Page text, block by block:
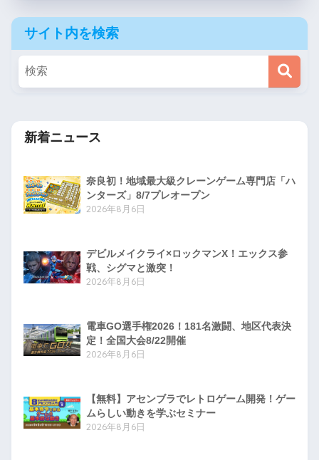
サイト内を検索
新着ニュース
奈良初！地域最大級クレーンゲーム専門店「ハ
ンターズ」8/7プレオープン
2026年8月6日
デビルメイクライ×ロックマンX！エックス参
戦、シグマと激突！
2026年8月6日
電車GO選手権2026！181名激闘、地区代表決
定！全国大会8/22開催
2026年8月6日
【無料】アセンブラでレトロゲーム開発！ゲー
ムらしい動きを学ぶセミナー
2026年8月6日